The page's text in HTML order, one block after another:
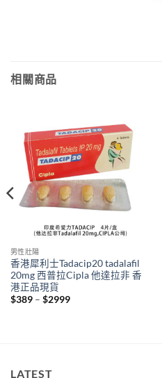
相關商品
男性壯陽
香港犀利士Tadacip20 tadalafil
20mg 西普拉Cipla 他達拉非 香
港正品現貨
$389 – $2999Price
LATEST